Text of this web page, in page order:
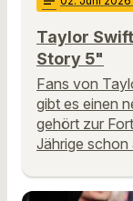
Taylor
Story 5"
Fans von
gibt es einen
gehört zur
Jährige